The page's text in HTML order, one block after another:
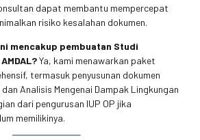
dapat membantu mempercepat
risiko kesalahan dokumen.
mencakup pembuatan Studi
Ya, kami menawarkan paket
termasuk penyusunan dokumen
Analisis Mengenai Dampak Lingkungan
dari pengurusan IUP OP jika
memilikinya.